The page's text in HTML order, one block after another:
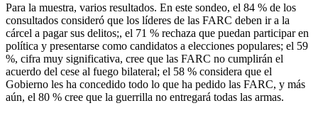
Para la muestra, varios resultados. En este sondeo, el 84 % de los
consultados consideró que los líderes de las FARC deben ir a la
cárcel a pagar sus delitos;, el 71 % rechaza que puedan participar en
política y presentarse como candidatos a elecciones populares; el 59
%, cifra muy significativa, cree que las FARC no cumplirán el
acuerdo del cese al fuego bilateral; el 58 % considera que el
Gobierno les ha concedido todo lo que ha pedido las FARC, y más
aún, el 80 % cree que la guerrilla no entregará todas las armas.